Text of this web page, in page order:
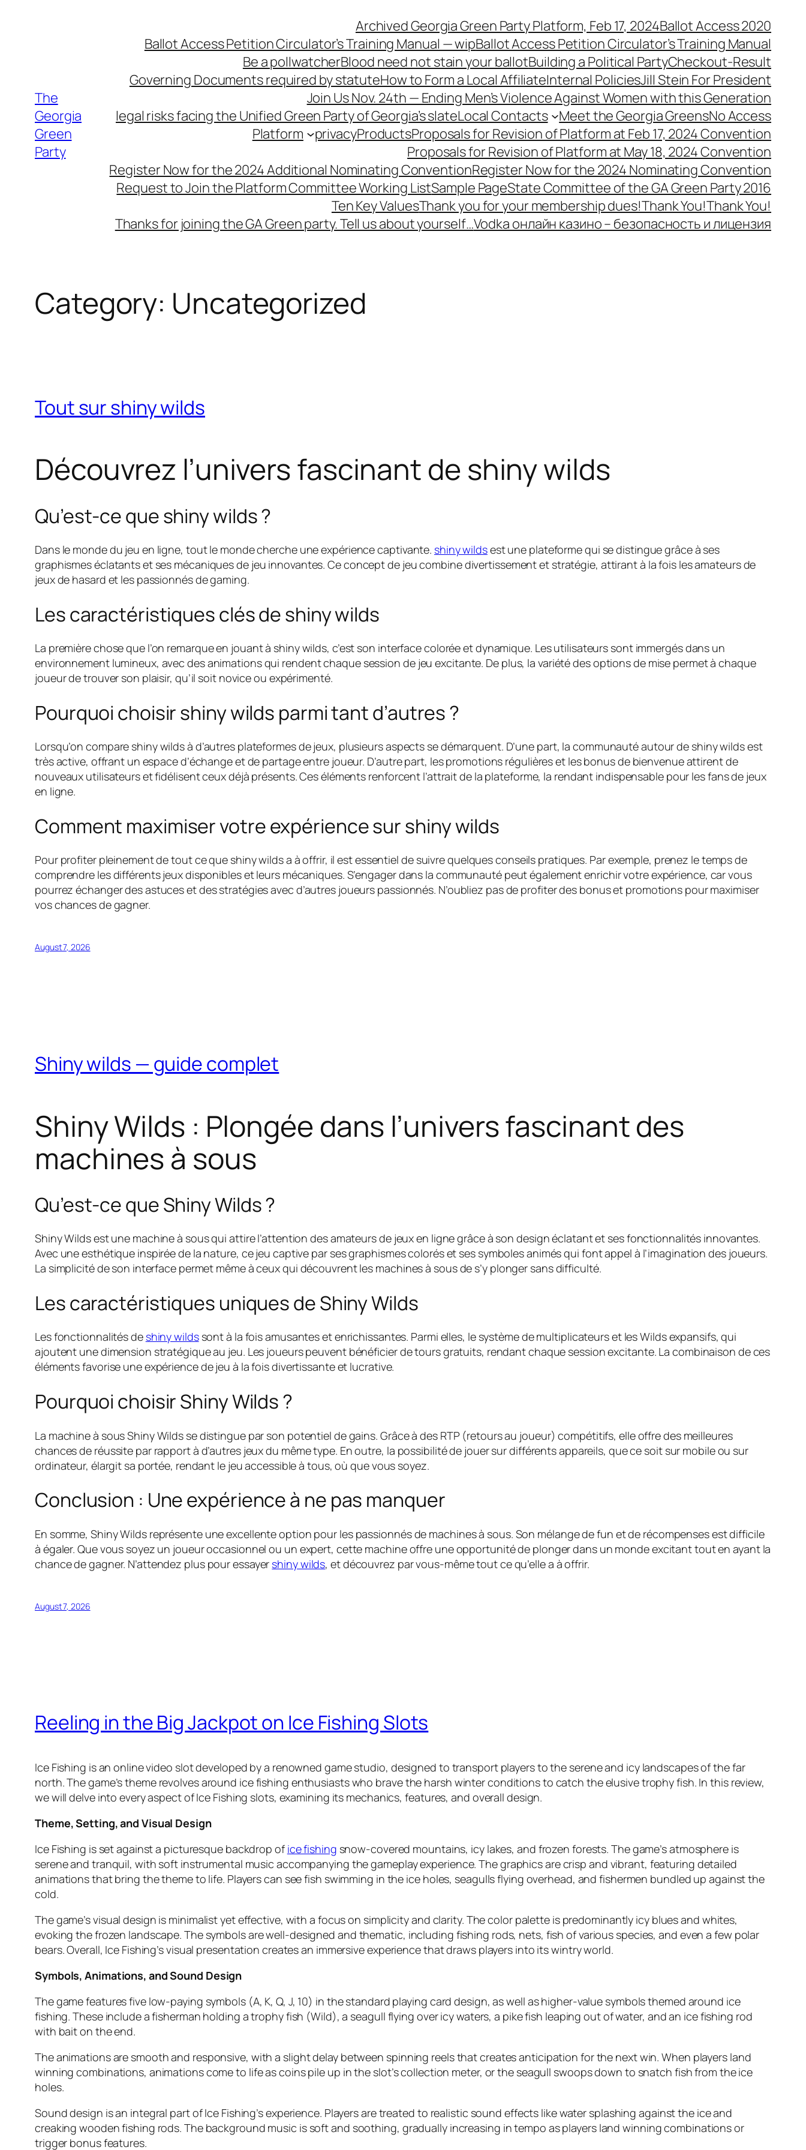
The
Georgia
Green
Party
Archived Georgia Green Party Platform, Feb 17, 2024Ballot Access 2020
Ballot Access Petition Circulator’s Training Manual — wipBallot Access Petition Circulator’s Training Manual
Be a pollwatcherBlood need not stain your ballotBuilding a Political PartyCheckout-Result
Governing Documents required by statuteHow to Form a Local AffiliateInternal PoliciesJill Stein For President
Join Us Nov. 24th — Ending Men’s Violence Against Women with this Generation
legal risks facing the Unified Green Party of Georgia’s slateLocal Contacts Meet the Georgia GreensNo Access
Platform
privacyProductsProposals for Revision of Platform at Feb 17, 2024 Convention
Proposals for Revision of Platform at May 18, 2024 Convention
Register Now for the 2024 Additional Nominating ConventionRegister Now for the 2024 Nominating Convention
Request to Join the Platform Committee Working ListSample PageState Committee of the GA Green Party 2016
Ten Key ValuesThank you for your membership dues!Thank You!Thank You!
Thanks for joining the GA Green party. Tell us about yourself…Vodka онлайн казино – безопасность и лицензия
Category: Uncategorized
Tout sur shiny wilds
Découvrez l’univers fascinant de shiny wilds
Qu’est-ce que shiny wilds ?
Dans le monde du jeu en ligne, tout le monde cherche une expérience captivante. shiny wildsest une plateforme qui se distingue grâce à ses
graphismes éclatants et ses mécaniques de jeu innovantes. Ce concept de jeu combine divertissement et stratégie, attirant à la fois les amateurs de
jeux de hasard et les passionnés de gaming.
Les caractéristiques clés de shiny wilds
La première chose que l’on remarque en jouant à shiny wilds, c’est son interface colorée et dynamique. Les utilisateurs sont immergés dans un
environnement lumineux, avec des animations qui rendent chaque session de jeu excitante. De plus, la variété des options de mise permet à chaque
joueur de trouver son plaisir, qu’il soit novice ou expérimenté.
Pourquoi choisir shiny wilds parmi tant d’autres ?
Lorsqu’on compare shiny wilds à d’autres plateformes de jeux, plusieurs aspects se démarquent. D’une part, la communauté autour de shiny wilds est
très active, offrant un espace d’échange et de partage entre joueur. D’autre part, les promotions régulières et les bonus de bienvenue attirent de
nouveaux utilisateurs et fidélisent ceux déjà présents. Ces éléments renforcent l’attrait de la plateforme, la rendant indispensable pour les fans de jeux
en ligne.
Comment maximiser votre expérience sur shiny wilds
Pour profiter pleinement de tout ce que shiny wilds a à offrir, il est essentiel de suivre quelques conseils pratiques. Par exemple, prenez le temps de
comprendre les différents jeux disponibles et leurs mécaniques. S’engager dans la communauté peut également enrichir votre expérience, car vous
pourrez échanger des astuces et des stratégies avec d’autres joueurs passionnés. N’oubliez pas de profiter des bonus et promotions pour maximiser
vos chances de gagner.
August 7, 2026
Shiny wilds — guide complet
Shiny Wilds : Plongée dans l’univers fascinant des
machines à sous
Qu’est-ce que Shiny Wilds ?
Shiny Wilds est une machine à sous qui attire l’attention des amateurs de jeux en ligne grâce à son design éclatant et ses fonctionnalités innovantes.
Avec une esthétique inspirée de la nature, ce jeu captive par ses graphismes colorés et ses symboles animés qui font appel à l’imagination des joueurs.
La simplicité de son interface permet même à ceux qui découvrent les machines à sous de s’y plonger sans difficulté.
Les caractéristiques uniques de Shiny Wilds
Les fonctionnalités de shiny wildssont à la fois amusantes et enrichissantes. Parmi elles, le système de multiplicateurs et les Wilds expansifs, qui
ajoutent une dimension stratégique au jeu. Les joueurs peuvent bénéficier de tours gratuits, rendant chaque session excitante. La combinaison de ces
éléments favorise une expérience de jeu à la fois divertissante et lucrative.
Pourquoi choisir Shiny Wilds ?
La machine à sous Shiny Wilds se distingue par son potentiel de gains. Grâce à des RTP (retours au joueur) compétitifs, elle offre des meilleures
chances de réussite par rapport à d’autres jeux du même type. En outre, la possibilité de jouer sur différents appareils, que ce soit sur mobile ou sur
ordinateur, élargit sa portée, rendant le jeu accessible à tous, où que vous soyez.
Conclusion : Une expérience à ne pas manquer
En somme, Shiny Wilds représente une excellente option pour les passionnés de machines à sous. Son mélange de fun et de récompenses est difficile
à égaler. Que vous soyez un joueur occasionnel ou un expert, cette machine offre une opportunité de plonger dans un monde excitant tout en ayant la
chance de gagner. N’attendez plus pour essayer shiny wilds, et découvrez par vous-même tout ce qu’elle a à offrir.
August 7, 2026
Reeling in the Big Jackpot on Ice Fishing Slots
Ice Fishing is an online video slot developed by a renowned game studio, designed to transport players to the serene and icy landscapes of the far
north. The game’s theme revolves around ice fishing enthusiasts who brave the harsh winter conditions to catch the elusive trophy fish. In this review,
we will delve into every aspect of Ice Fishing slots, examining its mechanics, features, and overall design.
Theme, Setting, and Visual Design
Ice Fishing is set against a picturesque backdrop of ice fishing snow-covered mountains, icy lakes, and frozen forests. The game’s atmosphere is
serene and tranquil, with soft instrumental music accompanying the gameplay experience. The graphics are crisp and vibrant, featuring detailed
animations that bring the theme to life. Players can see fish swimming in the ice holes, seagulls flying overhead, and fishermen bundled up against the
cold.
The game’s visual design is minimalist yet effective, with a focus on simplicity and clarity. The color palette is predominantly icy blues and whites,
evoking the frozen landscape. The symbols are well-designed and thematic, including fishing rods, nets, fish of various species, and even a few polar
bears. Overall, Ice Fishing’s visual presentation creates an immersive experience that draws players into its wintry world.
Symbols, Animations, and Sound Design
The game features five low-paying symbols (A, K, Q, J, 10) in the standard playing card design, as well as higher-value symbols themed around ice
fishing. These include a fisherman holding a trophy fish (Wild), a seagull flying over icy waters, a pike fish leaping out of water, and an ice fishing rod
with bait on the end.
The animations are smooth and responsive, with a slight delay between spinning reels that creates anticipation for the next win. When players land
winning combinations, animations come to life as coins pile up in the slot’s collection meter, or the seagull swoops down to snatch fish from the ice
holes.
Sound design is an integral part of Ice Fishing’s experience. Players are treated to realistic sound effects like water splashing against the ice and
creaking wooden fishing rods. The background music is soft and soothing, gradually increasing in tempo as players land winning combinations or
trigger bonus features.